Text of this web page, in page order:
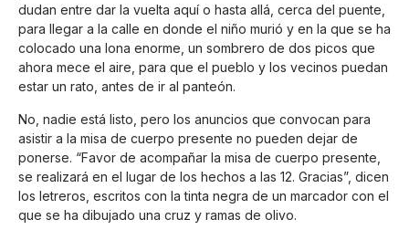
dudan entre dar la vuelta aquí o hasta allá, cerca del puente,
para llegar a la calle en donde el niño murió y en la que se ha
colocado una lona enorme, un sombrero de dos picos que
ahora mece el aire, para que el pueblo y los vecinos puedan
estar un rato, antes de ir al panteón.
No, nadie está listo, pero los anuncios que convocan para
asistir a la misa de cuerpo presente no pueden dejar de
ponerse. “Favor de acompañar la misa de cuerpo presente,
se realizará en el lugar de los hechos a las 12. Gracias”, dicen
los letreros, escritos con la tinta negra de un marcador con el
que se ha dibujado una cruz y ramas de olivo.